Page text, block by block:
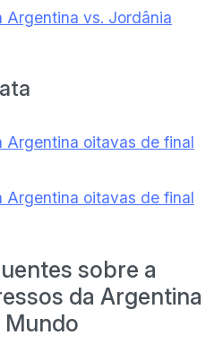
Argentina vs. Jordânia
Argentina oitavas de final
Argentina oitavas de final
sobre a
da Argentina
Mundo